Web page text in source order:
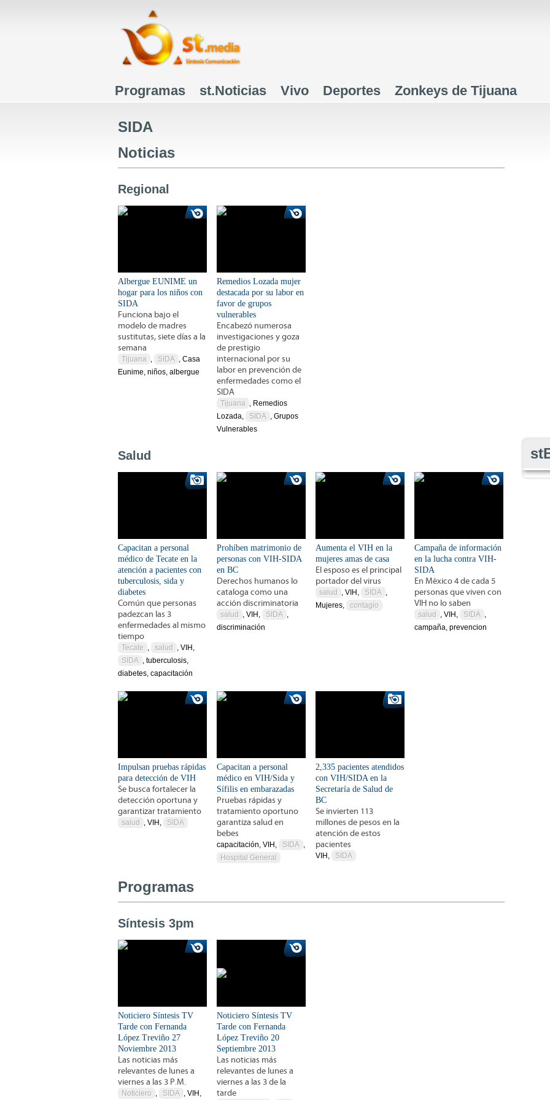
Menú principal
Programas st.Noticias Vivo Deportes Zonkeys de Tijuana
SIDA
Noticias
Regional
Albergue EUNIME un
hogar para los niños con
SIDA
Funciona bajo el
modelo de madres
sustitutas, siete días a la
semana
Tijuana , SIDA , Casa
Eunime, niños, albergue
Remedios Lozada mujer
destacada por su labor en
favor de grupos
vulnerables
Encabezó numerosa
investigaciones y goza
de prestigio
internacional por su
labor en prevención de
enfermedades como el
SIDA
Tijuana , Remedios
Lozada,
SIDA , Grupos
Vulnerables
Salud
Capacitan a personal
médico de Tecate en la
atención a pacientes con
tuberculosis, sida y
diabetes
Común que personas
padezcan las 3
enfermedades al mismo
tiempo
Tecate , salud
, VIH,
SIDA , tuberculosis,
diabetes, capacitación
Prohíben matrimonio de
personas con VIH-SIDA
en BC
Derechos humanos lo
cataloga como una
acción discriminatoria
salud , VIH, SIDA ,
discriminación
Aumenta el VIH en la
mujeres amas de casa
El esposo es el principal
portador del virus
salud , VIH, SIDA ,
Mujeres,
contagio
Campaña de información
en la lucha contra VIH-
SIDA
En México 4 de cada 5
personas que viven con
VIH no lo saben
salud , VIH, SIDA ,
campaña, prevencion
Impulsan pruebas rápidas
para detección de VIH
Se busca fortalecer la
detección oportuna y
garantizar tratamiento
salud , VIH, SIDA
Capacitan a personal
médico en VIH/Sida y
Sífilis en embarazadas
Pruebas rápidas y
tratamiento oportuno
garantiza salud en
bebes
capacitación, VIH, SIDA ,
Hospital General
2,335 pacientes atendidos
con VIH/SIDA en la
Secretaría de Salud de
BC
Se invierten 113
millones de pesos en la
atención de estos
pacientes
VIH, SIDA
Programas
Síntesis 3pm
Noticiero Síntesis TV
Tarde con Fernanda
López Treviño 27
Noviembre 2013
Las noticias más
relevantes de lunes a
viernes a las 3 P.M.
Noticiero , SIDA , VIH,
Noticiero Síntesis TV
Tarde con Fernanda
López Treviño 20
Septiembre 2013
Las noticias más
relevantes de lunes a
viernes a las 3 de la
tarde